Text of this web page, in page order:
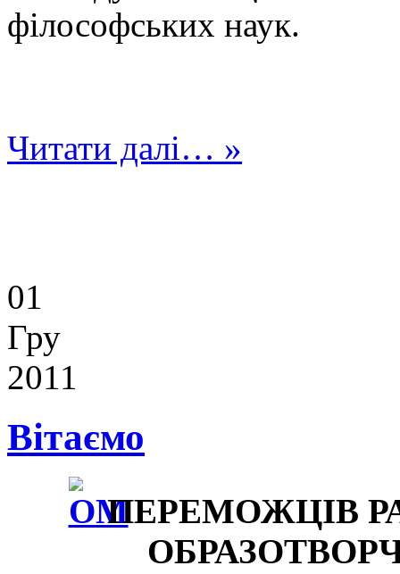
філософських наук.
Читати далі… »
01
Гру
2011
Вітаємо
ПЕРЕМОЖЦІВ